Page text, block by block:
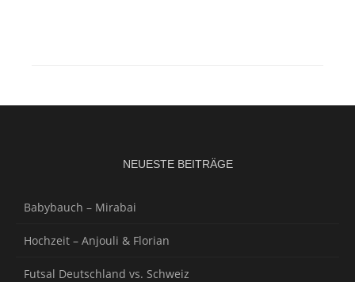
NEUESTE BEITRÄGE
Babybauch – Mirabai
Hochzeit – Anjouli & Florian
Futsal Deutschland vs. Schweiz